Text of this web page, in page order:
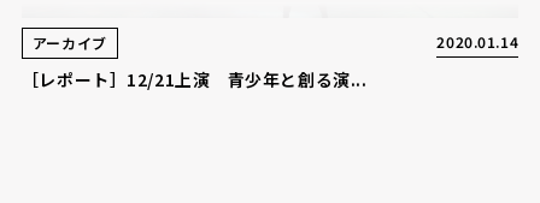
アーカイブ 2020.01.14
［レポート］12/21上演 青少年と創る演...